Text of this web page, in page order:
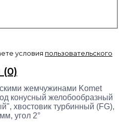
условия пользовательского
жемчужинами Komet
конусный желобообразный
хвостовик турбинный (FG),
угол 2°